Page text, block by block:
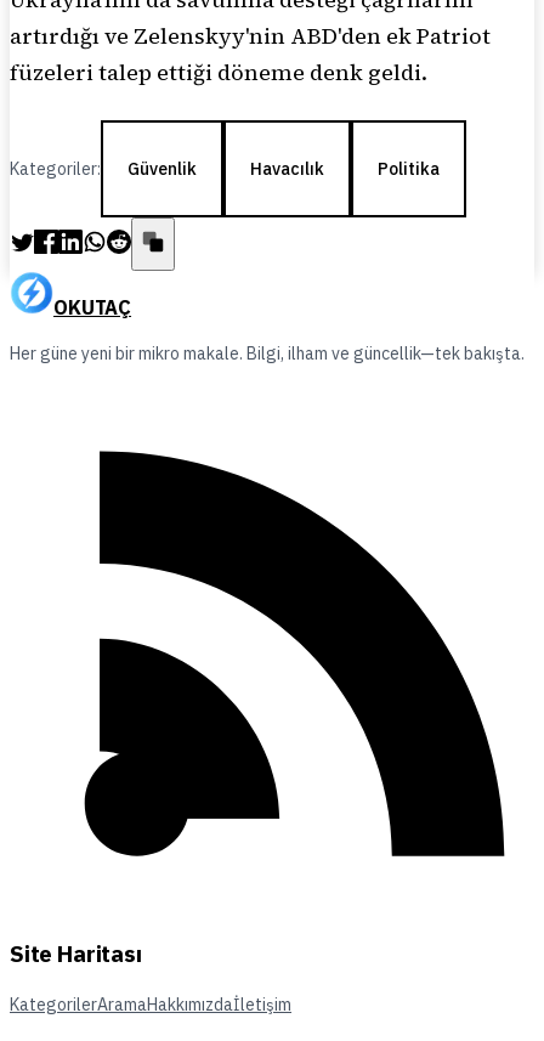
artırdığı ve Zelenskyy'nin ABD'den ek Patriot
füzeleri talep ettiği döneme denk geldi.
Kategoriler: Güvenlik Havacılık Politika
OKUTAÇ
Her güne yeni bir mikro makale. Bilgi, ilham ve güncellik—tek bakışta.
Site Haritası
KategorilerAramaHakkımızdaİletişim